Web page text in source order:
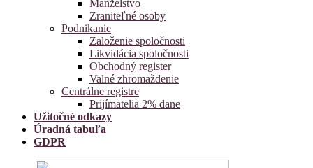
Manželstvo
Zraniteľné osoby
Podnikanie
Založenie spoločnosti
Likvidácia spoločnosti
Obchodný register
Valné zhromaždenie
Centrálne registre
Prijímatelia 2% dane
Užitočné odkazy
Úradná tabuľa
GDPR